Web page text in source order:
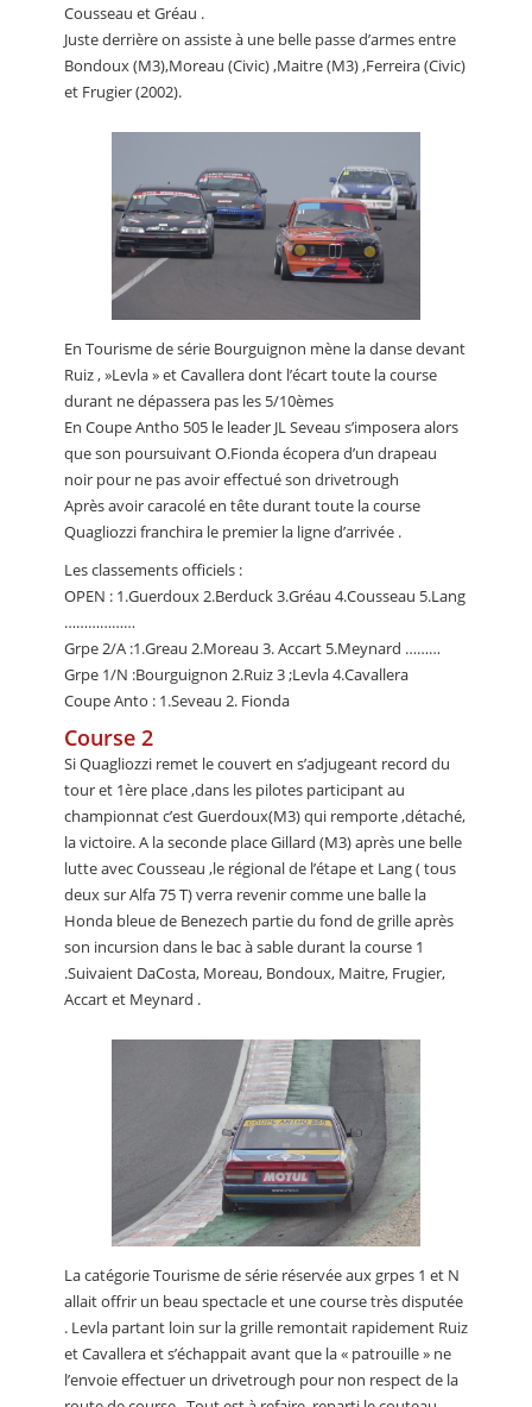
Cousseau et Gréau .
Juste derrière on assiste à une belle passe d’armes entre
Bondoux (M3),Moreau (Civic) ,Maitre (M3) ,Ferreira (Civic)
et Frugier (2002).
En Tourisme de série Bourguignon mène la danse devant
Ruiz , »Levla » et Cavallera dont l’écart toute la course
durant ne dépassera pas les 5/10èmes
En Coupe Antho 505 le leader JL Seveau s’imposera alors
que son poursuivant O.Fionda écopera d’un drapeau
noir pour ne pas avoir effectué son drivetrough
Après avoir caracolé en tête durant toute la course
Quagliozzi franchira le premier la ligne d’arrivée .
Les classements officiels :
OPEN : 1.Guerdoux 2.Berduck 3.Gréau 4.Cousseau 5.Lang
………………
Grpe 2/A :1.Greau 2.Moreau 3. Accart 5.Meynard ………
Grpe 1/N :Bourguignon 2.Ruiz 3 ;Levla 4.Cavallera
Coupe Anto : 1.Seveau 2. Fionda
Course 2
Si Quagliozzi remet le couvert en s’adjugeant record du
tour et 1ère place ,dans les pilotes participant au
championnat c’est Guerdoux(M3) qui remporte ,détaché,
la victoire. A la seconde place Gillard (M3) après une belle
lutte avec Cousseau ,le régional de l’étape et Lang ( tous
deux sur Alfa 75 T) verra revenir comme une balle la
Honda bleue de Benezech partie du fond de grille après
son incursion dans le bac à sable durant la course 1
.Suivaient DaCosta, Moreau, Bondoux, Maitre, Frugier,
Accart et Meynard .
La catégorie Tourisme de série réservée aux grpes 1 et N
allait offrir un beau spectacle et une course très disputée
. Levla partant loin sur la grille remontait rapidement Ruiz
et Cavallera et s’échappait avant que la « patrouille » ne
l’envoie effectuer un drivetrough pour non respect de la